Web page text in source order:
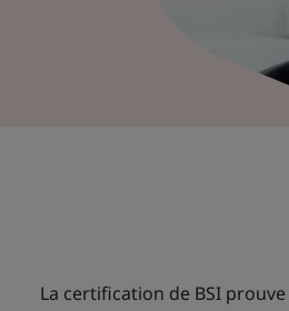
La certification de BSI